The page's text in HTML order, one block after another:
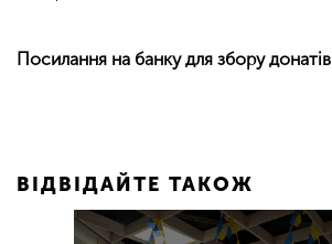
Посилання на банку для збору донатів
ВІДВІДАЙТЕ ТАКОЖ